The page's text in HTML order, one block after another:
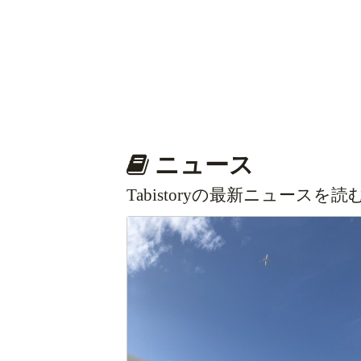
ニュース
Tabistoryの最新ニュースを読